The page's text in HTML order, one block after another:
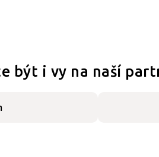
být i vy na naší